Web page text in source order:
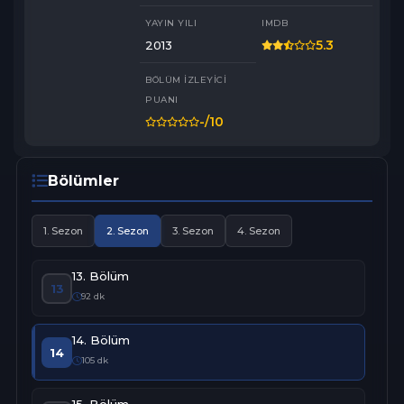
Ece Uslu, Özlem Conker, Hilal Altınbilek, Mesut Akusta, Ogün
Erginci, Ayça Ayşin Turan, İlayda Çevik, Arda Erkuran, Can Atak,
Turan Selçuk Yerikaya, Burak Çelik, Eser Karabil, Su Olgaç, Açelya
Elmas, Feyzan Soykan, Deniz Durmaz, Özcan Deniz
Daha fazlası için  @avsarfilm  YouTube kanalına abone olun:
#karagül #avşarfilm #dizi
YAYIN YILI
2013
IMDB
5.3
BÖLÜM İZLEYICI
PUANI
-/10
Bölümler
1. Sezon 2. Sezon 3. Sezon 4. Sezon
13
13. Bölüm
92 dk
14
14. Bölüm
105 dk